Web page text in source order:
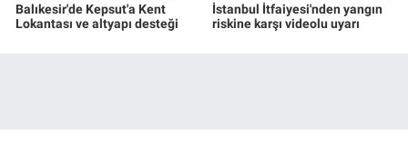
Balıkesir'de Kepsut'a Kent
Lokantası ve altyapı desteği
İstanbul İtfaiyesi'nden yangın
riskine karşı videolu uyarı